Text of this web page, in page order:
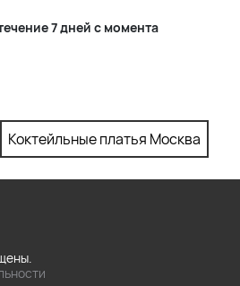
7 дней с момента
Коктейльные платья Москва